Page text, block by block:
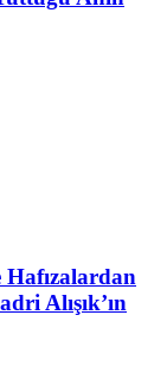
Alışık’ın